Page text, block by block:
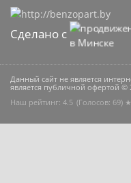
Сделано с
Данный сайт не является
является публичной офертой ©
Наш рейтинг: 4.5 (Голосов: 69)